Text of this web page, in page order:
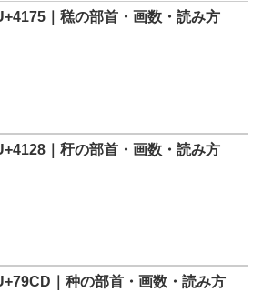
｜䅵の部首・画数・読み方
｜䄨の部首・画数・読み方
｜种の部首・画数・読み方